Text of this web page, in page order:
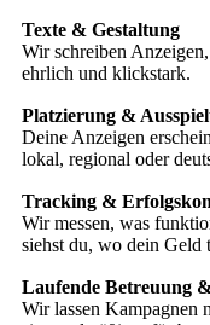
Texte & Gestaltung
Wir schreiben
ehrlich und klickstark.
Platzierung &
Deine Anzeigen
lokal, regional oder
Tracking &
Wir messen, was
siehst du, wo dein Geld
Laufende Betreuung
Wir lassen Kampagnen